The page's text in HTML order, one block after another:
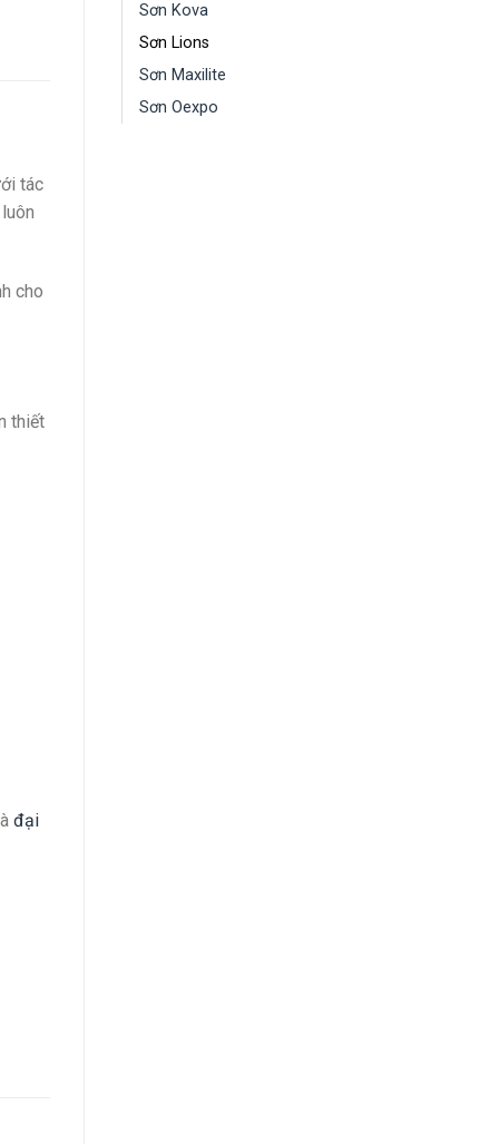
Sơn Kova
Sơn Lions
Sơn Maxilite
Sơn Oexpo
tác
cho
thiết
đại